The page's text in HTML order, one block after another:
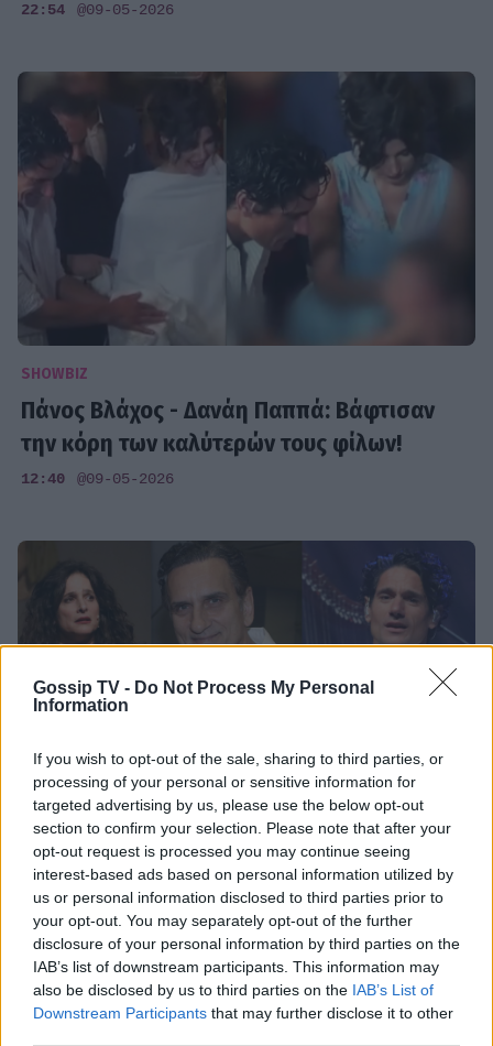
Gossip TV - Do Not Process My Personal
Information
If you wish to opt-out of the sale, sharing to third parties, or
processing of your personal or sensitive information for
targeted advertising by us, please use the below opt-out
section to confirm your selection. Please note that after your
opt-out request is processed you may continue seeing
interest-based ads based on personal information utilized by
us or personal information disclosed to third parties prior to
your opt-out. You may separately opt-out of the further
disclosure of your personal information by third parties on the
IAB’s list of downstream participants. This information may
also be disclosed by us to third parties on the IAB’s List of
Downstream Participants that may further disclose it to other
22:54 @09-05-2026
SHOWBIZ
Πάνος Βλάχος - Δανάη Παππά: Βάφτισαν
την κόρη των καλύτερών τους φίλων!
12:40 @09-05-2026
MEDIA
Οι Άλλοι: Το νέο δυνατό ψυχολογικό θρίλερ
του Alpha με εντυπωσιακό καστ
06:06 @23-04-2026